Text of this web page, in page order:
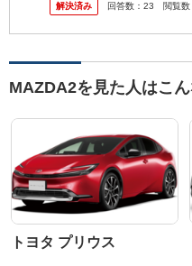
解決済み
回答数： 23 閲覧数
MAZDA2を見た人はこ
トヨタ プリウス